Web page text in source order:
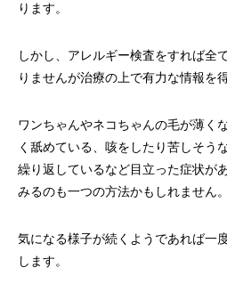
ります。
しかし、アレルギー検査をすれば全
りませんが治療の上で有力な情報を
ワンちゃんやネコちゃんの毛が薄く
く舐めている、咳をしたり苦しそう
繰り返しているなど目立った症状が
みるのも一つの方法かもしれません。
気になる様子が続くようであれば一
します。